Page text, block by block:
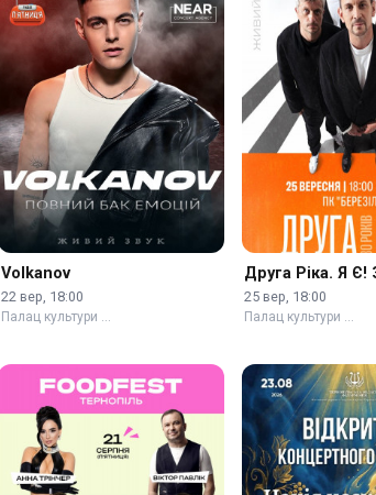
Volkanov
22 вер, 18:00
Палац культури …
Друга Ріка. Я Є!
25 вер, 18:00
Палац культури …